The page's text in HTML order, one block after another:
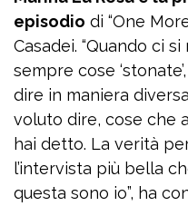
episodio di “One
Casadei. “Quando ci
sempre cose
dire in maniera
voluto dire, cose che
hai detto. La verità
l’intervista più bella
questa sono io”, ha